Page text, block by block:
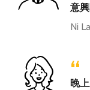
意
Ni
“
晚